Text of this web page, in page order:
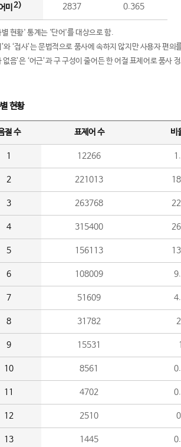
미 2) 2837 0.365
현황' 통계는 '단어'를 대상으로 함.
와 ‘접사’는 문법적으로 품사에 속하지 않지만 사용자 편
없음’은 ‘어근’과 구 구성이 줄어든 한 어절 표제어로 품사
현황
절 수 표제어 수 비
1 12266
2 221013
3 263768
4 315400
5 156113
6 108009
7 51609
8 31782
9 15531
10 8561
11 4702
12 2510
13 1445